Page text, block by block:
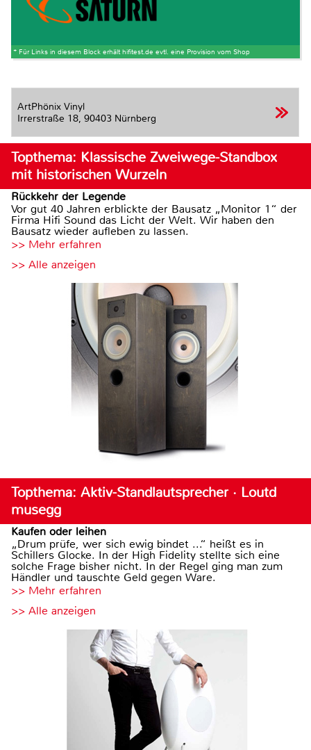
* Für Links in diesem Block erhält hifitest.de evtl. eine Provision vom Shop
ArtPhönix Vinyl
Irrerstraße 18, 90403 Nürnberg
Topthema: Klassische Zweiwege-Standbox
mit historischen Wurzeln
Rückkehr der Legende
Vor gut 40 Jahren erblickte der Bausatz „Monitor 1“ der
Firma Hifi Sound das Licht der Welt. Wir haben den
Bausatz wieder aufleben zu lassen.
>> Mehr erfahren
>> Alle anzeigen
Topthema: Aktiv-Standlautsprecher · Loutd
musegg
Kaufen oder leihen
„Drum prüfe, wer sich ewig bindet ...“ heißt es in
Schillers Glocke. In der High Fidelity stellte sich eine
solche Frage bisher nicht. In der Regel ging man zum
Händler und tauschte Geld gegen Ware.
>> Mehr erfahren
>> Alle anzeigen